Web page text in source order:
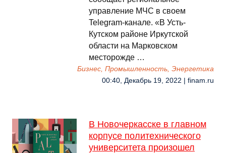
управление МЧС в своем
Telegram-канале. «В Усть-
Кутском районе Иркутской
области на Марковском
месторожде …
Бизнес, Промышленность, Энергетика
00:40, Декабрь 19, 2022 | finam.ru
В Новочеркасске в главном
корпусе политехнического
университета произошел